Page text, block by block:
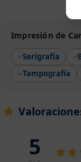
Impresión de
Serigrafía
Tampografía
5